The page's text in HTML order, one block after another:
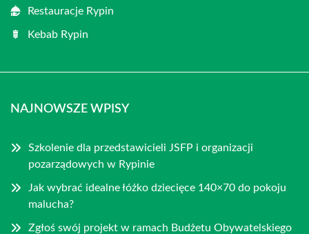
Restauracje Rypin
Kebab Rypin
NAJNOWSZE WPISY
Szkolenie dla przedstawicieli JSFP i organizacji
pozarządowych w Rypinie
Jak wybrać idealne łóżko dziecięce 140×70 do pokoju
malucha?
Zgłoś swój projekt w ramach Budżetu Obywatelskiego